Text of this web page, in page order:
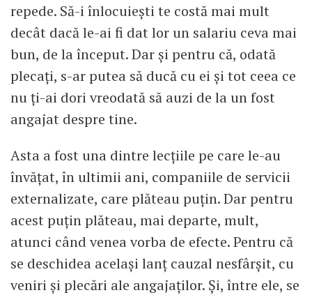
repede. Să-i înlocuiești te costă mai mult
decât dacă le-ai fi dat lor un salariu ceva mai
bun, de la început. Dar și pentru că, odată
plecați, s-ar putea să ducă cu ei și tot ceea ce
nu ți-ai dori vreodată să auzi de la un fost
angajat despre tine.
Asta a fost una dintre lecțiile pe care le-au
învățat, în ultimii ani, companiile de servicii
externalizate, care plăteau puțin. Dar pentru
acest puțin plăteau, mai departe, mult,
atunci când venea vorba de efecte. Pentru că
se deschidea același lanț cauzal nesfârșit, cu
veniri și plecări ale angajaților. Și, între ele, se